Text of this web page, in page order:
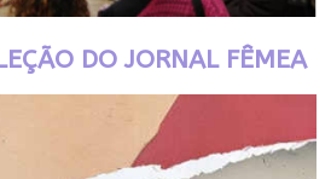
DO JORNAL FÊMEA